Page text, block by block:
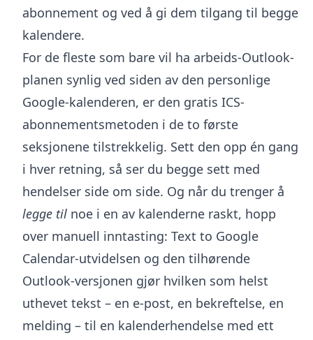
abonnement og ved å gi dem tilgang til begge
kalendere.
For de fleste som bare vil ha arbeids-Outlook-
planen synlig ved siden av den personlige
Google-kalenderen, er den gratis ICS-
abonnementsmetoden i de to første
seksjonene tilstrekkelig. Sett den opp én gang
i hver retning, så ser du begge sett med
hendelser side om side. Og når du trenger å
legge til noe i en av kalenderne raskt, hopp
over manuell inntasting: Text to Google
Calendar-utvidelsen og den tilhørende
Outlook-versjonen gjør hvilken som helst
uthevet tekst – en e-post, en bekreftelse, en
melding – til en kalenderhendelse med ett